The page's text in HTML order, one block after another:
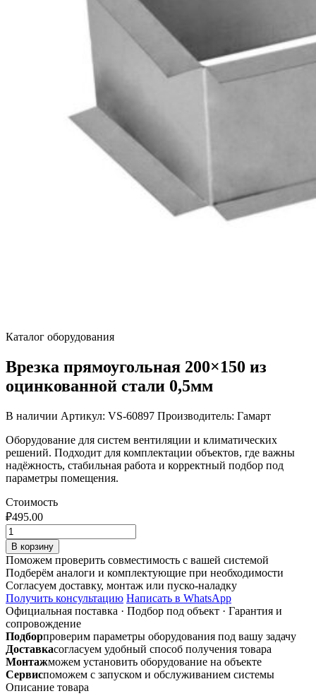
Каталог оборудования
Врезка прямоугольная 200×150 из
оцинкованной стали 0,5мм
В наличии Артикул: VS-60897 Производитель: Гамарт
Оборудование для систем вентиляции и климатических
решений. Подходит для комплектации объектов, где важны
надёжность, стабильная работа и корректный подбор под
параметры помещения.
Стоимость
₽495.00
Количество
товара
Врезка
прямоугольная
200x150
из
оцинкованной
стали
0,5мм
В корзину
Поможем проверить совместимость с вашей системой
Подберём аналоги и комплектующие при необходимости
Согласуем доставку, монтаж или пуско-наладку
Получить консультацию Написать в WhatsApp
Официальная поставка · Подбор под объект · Гарантия и
сопровождение
Подборпроверим параметры оборудования под вашу задачу
Доставкасогласуем удобный способ получения товара
Монтажможем установить оборудование на объекте
Сервиспоможем с запуском и обслуживанием системы
Описание товара